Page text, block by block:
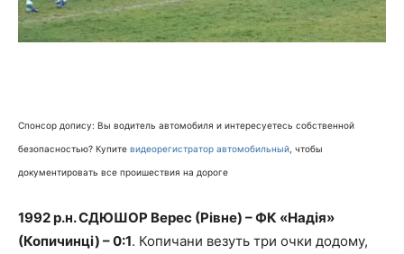
Спонсор допису: Вы водитель автомобиля и интересуетесь собственной
безопасностью? Купите видеорегистратор автомобильный , чтобы
документировать все проишествия на дороге
1992 р.н. СДЮШОР Верес (Рівне) – ФК «Надія»
(Копичинці) – 0:1. Копичани везуть три очки додому,